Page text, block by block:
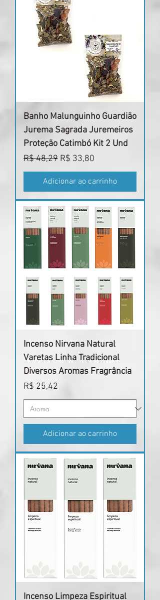
Banho Malunguinho Guardião
Jurema Sagrada Juremeiros
Proteção Catimbó Kit 2 Und
Preço normal
R$ 48,29 Preço promocional
R$ 33,80
Adicionar ao carrinho
Incenso Nirvana Natural
Varetas Linha Tradicional
Diversos Aromas Fragrância
Preço
R$ 25,42
Adicionar ao carrinho
Incenso Limpeza Espiritual